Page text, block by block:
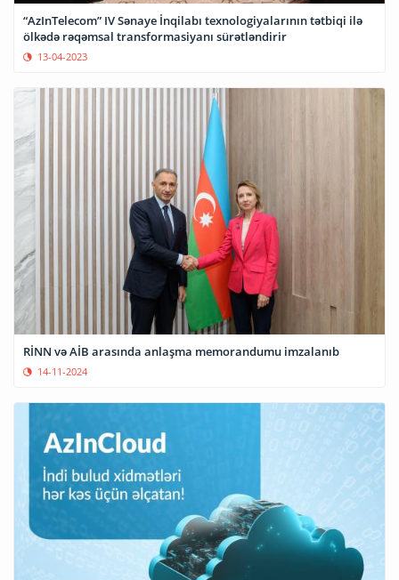
“AzInTelecom” IV Sənaye İnqilabı texnologiyalarının tətbiqi ilə
ölkədə rəqəmsal transformasiyanı sürətləndirir
13-04-2023
RİNN və AİB arasında anlaşma memorandumu imzalanıb
14-11-2024